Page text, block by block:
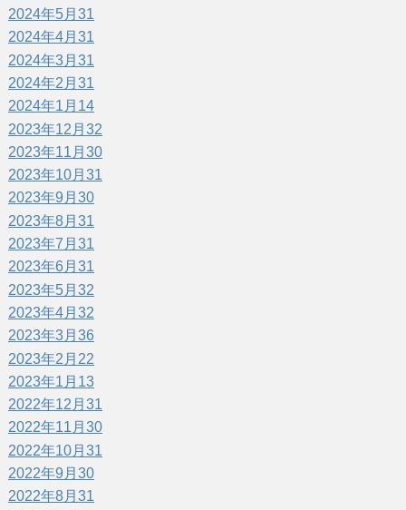
2024年5月 31
2024年4月 31
2024年3月 31
2024年2月 31
2024年1月 14
2023年12月 32
2023年11月 30
2023年10月 31
2023年9月 30
2023年8月 31
2023年7月 31
2023年6月 31
2023年5月 32
2023年4月 32
2023年3月 36
2023年2月 22
2023年1月 13
2022年12月 31
2022年11月 30
2022年10月 31
2022年9月 30
2022年8月 31